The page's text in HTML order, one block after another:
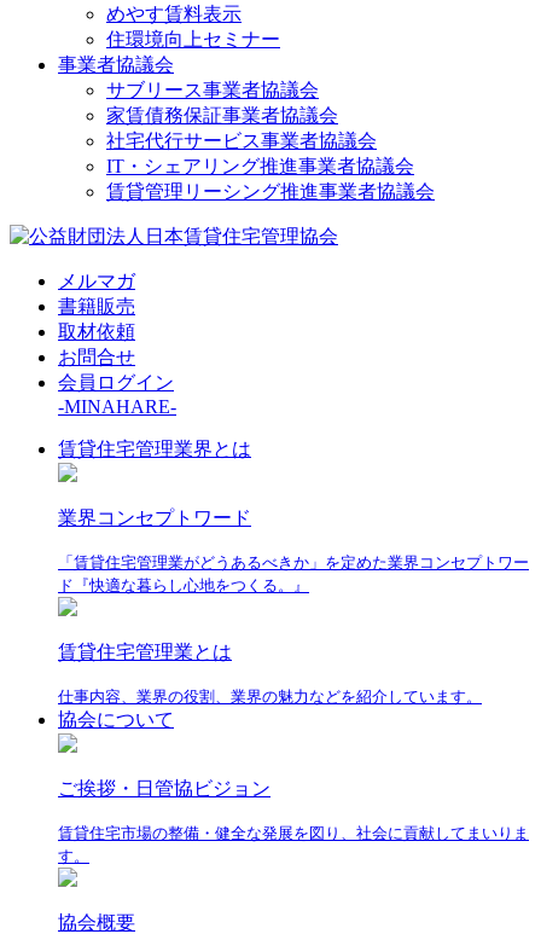
めやす賃料表示
住環境向上セミナー
事業者協議会
サブリース事業者協議会
家賃債務保証事業者協議会
社宅代行サービス事業者協議会
IT・シェアリング推進事業者協議会
賃貸管理リーシング推進事業者協議会
メルマガ
書籍販売
取材依頼
お問合せ
会員ログイン
-MINAHARE-
賃貸住宅管理業界とは
業界コンセプトワード
「賃貸住宅管理業がどうあるべきか」を定めた業界コンセプトワー
ド『快適な暮らし心地をつくる。』
賃貸住宅管理業とは
仕事内容、業界の役割、業界の魅力などを紹介しています。
協会について
ご挨拶・日管協ビジョン
賃貸住宅市場の整備・健全な発展を図り、社会に貢献してまいりま
す。
協会概要